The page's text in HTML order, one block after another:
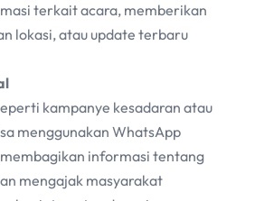
terkait acara, memberikan
lokasi, atau update terbaru
kampanye kesadaran atau
menggunakan WhatsApp
membagikan informasi tentang
mengajak masyarakat